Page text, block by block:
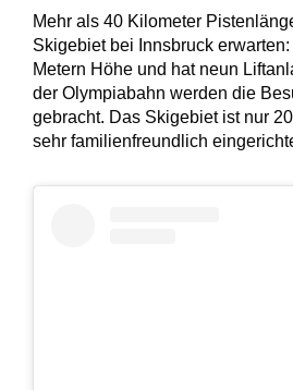
Mehr als 40 Kilometer
Skigebiet bei Innsbruck
Metern Höhe und hat neun
der Olympiabahn werden die
gebracht. Das Skigebiet ist nur
sehr familienfreundlich